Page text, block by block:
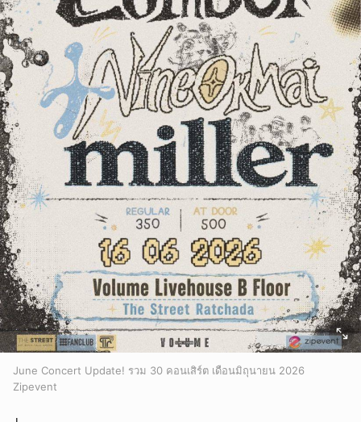
June Concert Update! รวม 30 คอนเสิร์ต เดือนมิถุนายน 2026
Zipevent